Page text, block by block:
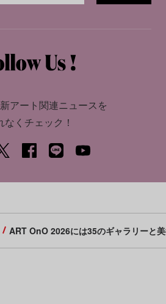
アート関連ニュースを
なくチェック！
ART OnO 2026には35のギャラリーと